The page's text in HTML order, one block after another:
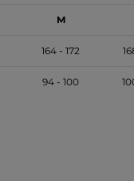
M
164 - 172
94 - 100